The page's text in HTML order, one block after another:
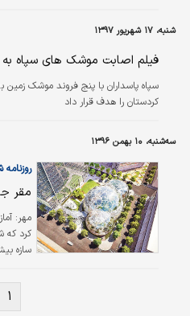
شنبه، ۱۷ شهریور ۱۳۹۷
فیلم اصابت موشک های سپاه
سپاه پاسداران با پنج فروند موشک
کردستان را هدف قرار داد
سه‌شنبه، ۱۰ بهمن ۱۳۹۶
روزنامه
مقر
مهر:
کرد که
در
۱